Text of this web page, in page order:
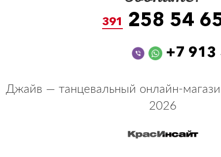
391 258 54
+7
Джайв — танцевальный онлайн-
2026